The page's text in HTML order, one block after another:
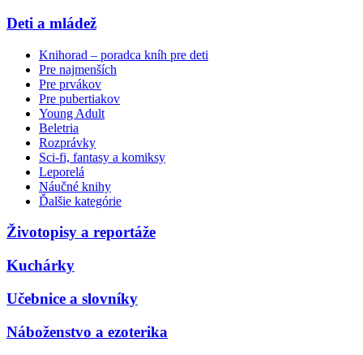
Deti a mládež
Knihorad – poradca kníh pre deti
Pre najmenších
Pre prvákov
Pre pubertiakov
Young Adult
Beletria
Rozprávky
Sci-fi, fantasy a komiksy
Leporelá
Náučné knihy
Ďalšie kategórie
Životopisy a reportáže
Kuchárky
Učebnice a slovníky
Náboženstvo a ezoterika